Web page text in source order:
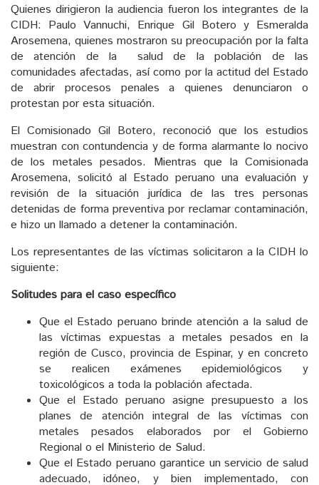
Quienes dirigieron la audiencia fueron los integrantes de la
CIDH: Paulo Vannuchi, Enrique Gil Botero y Esmeralda
Arosemena, quienes mostraron su preocupación por la falta
de atención de la salud de la población de las
comunidades afectadas, así como por la actitud del Estado
de abrir procesos penales a quienes denunciaron o
protestan por esta situación.
El Comisionado Gil Botero, reconoció que los estudios
muestran con contundencia y de forma alarmante lo nocivo
de los metales pesados. Mientras que la Comisionada
Arosemena, solicitó al Estado peruano una evaluación y
revisión de la situación jurídica de las tres personas
detenidas de forma preventiva por reclamar contaminación,
e hizo un llamado a detener la contaminación.
Los representantes de las víctimas solicitaron a la CIDH lo
siguiente:
Solitudes para el caso específico
Que el Estado peruano brinde atención a la salud de
las víctimas expuestas a metales pesados en la
región de Cusco, provincia de Espinar, y en concreto
se realicen exámenes epidemiológicos y
toxicológicos a toda la población afectada.
Que el Estado peruano asigne presupuesto a los
planes de atención integral de las víctimas con
metales pesados elaborados por el Gobierno
Regional o el Ministerio de Salud.
Que el Estado peruano garantice un servicio de salud
adecuado, idóneo, y bien implementado, con